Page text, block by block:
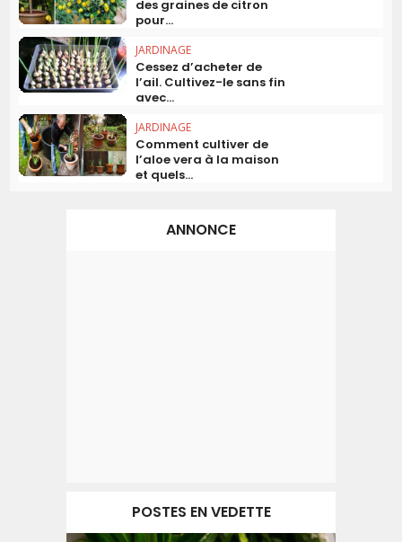
des graines de citron
pour...
JARDINAGE
Cessez d’acheter de
l’ail. Cultivez-le sans fin
avec...
JARDINAGE
Comment cultiver de
l’aloe vera à la maison
et quels...
ANNONCE
POSTES EN VEDETTE